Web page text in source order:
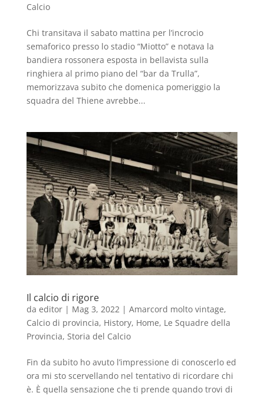
Calcio
Chi transitava il sabato mattina per l’incrocio
semaforico presso lo stadio “Miotto” e notava la
bandiera rossonera esposta in bellavista sulla
ringhiera al primo piano del “bar da Trulla”,
memorizzava subito che domenica pomeriggio la
squadra del Thiene avrebbe...
Il calcio di rigore
da editor| Mag 3, 2022| Amarcord molto vintage,
Calcio di provincia, History, Home, Le Squadre della
Provincia, Storia del Calcio
Fin da subito ho avuto l’impressione di conoscerlo ed
ora mi sto scervellando nel tentativo di ricordare chi
è. È quella sensazione che ti prende quando trovi di